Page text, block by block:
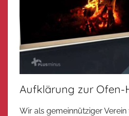
Aufklärung zur Ofen-
Wir als gemeinnütziger